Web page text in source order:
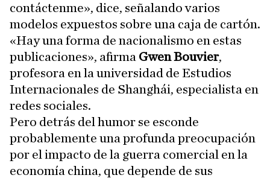
contáctenme», dice, señalando varios
modelos expuestos sobre una caja de cartón.
«Hay una forma de nacionalismo en estas
publicaciones», afirma Gwen Bouvier,
profesora en la universidad de Estudios
Internacionales de Shanghái, especialista en
redes sociales.
Pero detrás del humor se esconde
probablemente una profunda preocupación
por el impacto de la guerra comercial en la
economía china, que depende de sus